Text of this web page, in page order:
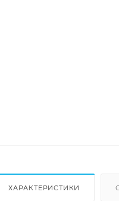
ХАРАКТЕРИСТИКИ